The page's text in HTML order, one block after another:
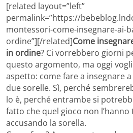
[related layout=”left”
permalink=”https://
montessori-come-insegnare-ai-
ordine”][/related]Come
in ordine? Ci vorrebbero giorni
questo argomento, ma oggi
aspetto: come fare a insegnare
due sorelle. Sì, perché
lo è, perché entrambe si
fatto che quel gioco non
accusando la sorella.